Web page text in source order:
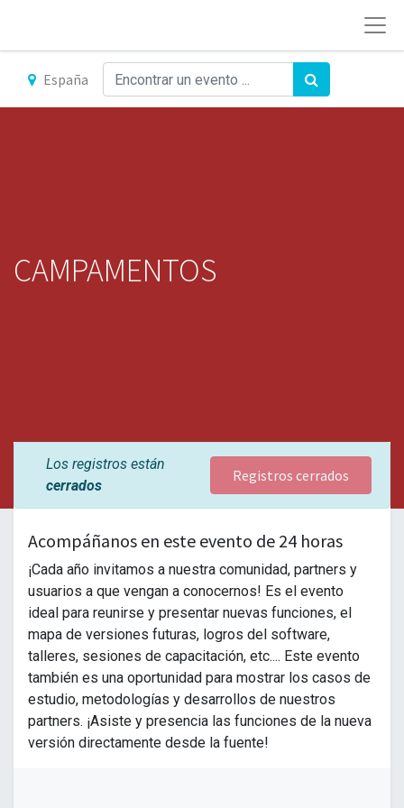
España
CAMPAMENTOS
Los registros están
cerrados
Registros cerrados
Acompáñanos en este evento de 24 horas
¡Cada año invitamos a nuestra comunidad, partners y
usuarios a que vengan a conocernos! Es el evento
ideal para reunirse y presentar nuevas funciones, el
mapa de versiones futuras, logros del software,
talleres, sesiones de capacitación, etc.... Este evento
también es una oportunidad para mostrar los casos de
estudio, metodologías y desarrollos de nuestros
partners. ¡Asiste y presencia las funciones de la nueva
versión directamente desde la fuente!